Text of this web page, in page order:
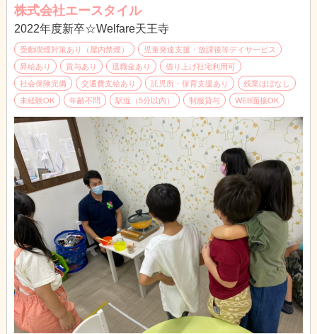
午後からは学校へ通っているお子様のお迎えに行きます♪
施設に着いた子からおやつを食べていただいたり、宿題を行いま
す。
お子さまの苦手なことをサポートしてくださいね☆
また体を動かしたり、工作などのあそびで、様々な面からお子様
にアプローチしていただきます♪
一緒に楽しく遊びながら、成長をサポートしてくださいね☆
夕方からはお子様をご自宅までお送りします♪
事務作業などを済ませて一日が終了です◎
株式会社エースタイル
2022年度新卒☆Welfare天王寺
受動喫煙対策あり（屋内禁煙）
児童発達支援・放課後等デイサービス
昇給あり
賞与あり 退職金あり
借り上げ社宅利用可
社会保険完備
交通費支給あり 託児所・保育支援あり
残業ほぼなし
未経験OK
年齢不問 駅近（5分以内） 制服貸与 WEB面接OK